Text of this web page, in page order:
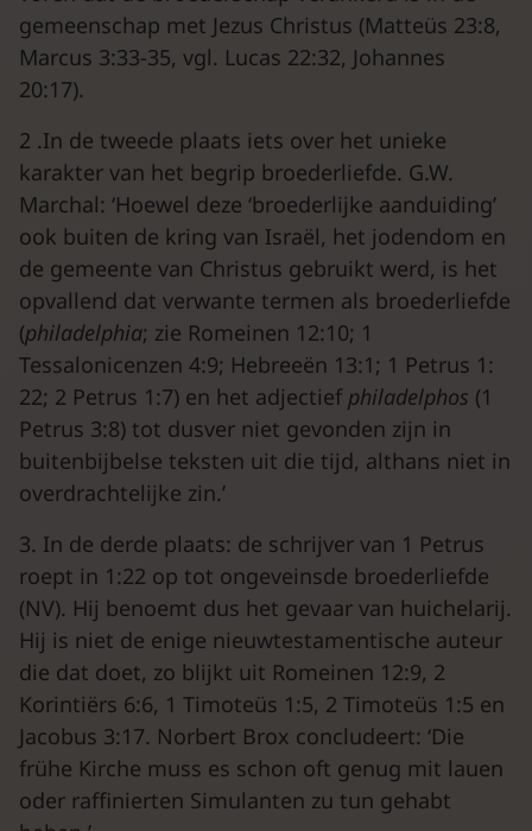
gemeenschap met Jezus Christus (Matteüs 23:8,
Marcus 3:33-35, vgl. Lucas 22:32, Johannes
20:17).
2 .In de tweede plaats iets over het unieke
karakter van het begrip broederliefde. G.W.
Marchal: ‘Hoewel deze ‘broederlijke aanduiding’
ook buiten de kring van Israël, het jodendom en
de gemeente van Christus gebruikt werd, is het
opvallend dat verwante termen als broederliefde
(philadelphia; zie Romeinen 12:10; 1
Tessalonicenzen 4:9; Hebreeën 13:1; 1 Petrus 1:
22; 2 Petrus 1:7) en het adjectief philadelphos (1
Petrus 3:8) tot dusver niet gevonden zijn in
buitenbijbelse teksten uit die tijd, althans niet in
overdrachtelijke zin.’
3. In de derde plaats: de schrijver van 1 Petrus
roept in 1:22 op tot ongeveinsde broederliefde
(NV). Hij benoemt dus het gevaar van huichelarij.
Hij is niet de enige nieuwtestamentische auteur
die dat doet, zo blijkt uit Romeinen 12:9, 2
Korintiërs 6:6, 1 Timoteüs 1:5, 2 Timoteüs 1:5 en
Jacobus 3:17. Norbert Brox concludeert: ‘Die
frühe Kirche muss es schon oft genug mit lauen
oder raffinierten Simulanten zu tun gehabt